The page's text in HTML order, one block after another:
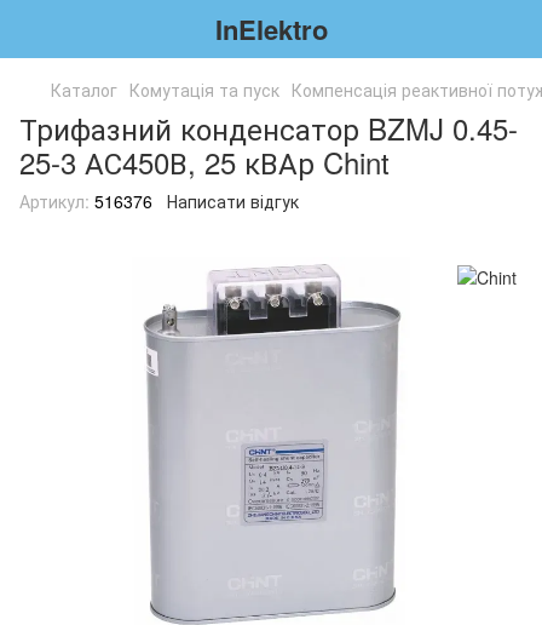
InElektro
Каталог Комутація та пуск Компенсація реактивної
Трифазний конденсатор BZMJ 0.45-
25-3 АС450В, 25 кВАр Chint
Артикул: 516376 Написати відгук